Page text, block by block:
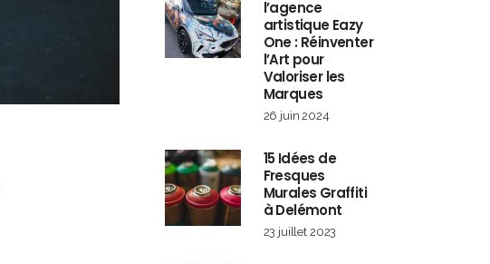
l’agence
artistique Eazy
One : Réinventer
l’Art pour
Valoriser les
Marques
26 juin 2024
15 Idées de
Fresques
Murales Graffiti
à Delémont
23 juillet 2023